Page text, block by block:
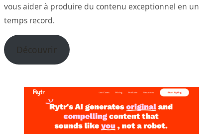
vous aider à produire du contenu exceptionnel en un
temps record.
Découvrir